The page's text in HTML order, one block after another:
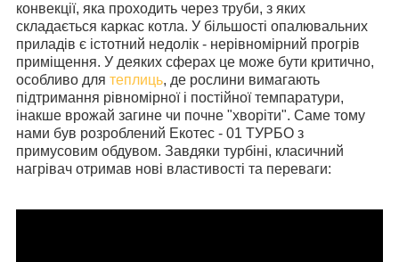
конвекції, яка проходить через труби, з яких
складається каркас котла. У більшості опалювальних
приладів є істотний недолік - нерівномірний прогрів
приміщення. У деяких сферах це може бути критично,
особливо для теплиць, де рослини вимагають
підтримання рівномірної і постійної темпаратури,
інакше врожай загине чи почне "хворіти". Саме тому
нами був розроблений Екотес - 01 ТУРБО з
примусовим обдувом. Завдяки турбіні, класичний
нагрівач отримав нові властивості та переваги: